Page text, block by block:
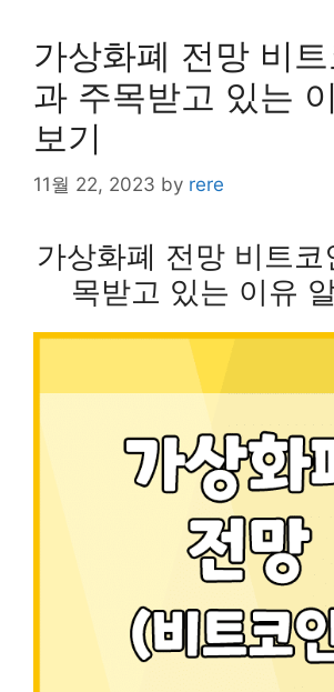
가상화폐 전망 비
과 주목받고 있는
보기
11월 22, 2023 by rere
가상화폐 전망 비트코
목받고 있는 이유